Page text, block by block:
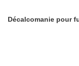
Décalcomanie pour